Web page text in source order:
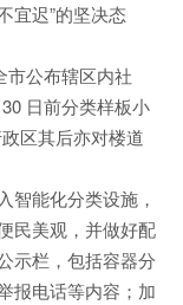
宜迟”的坚决态
市公布辖区内社
日前分类样板小
区其后亦对楼道
智能化分类设施，
民美观，并做好配
示栏，包括容器分
报电话等内容；加